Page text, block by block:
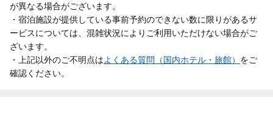
が異なる場合がございます。
・宿泊施設が提供している事前予約のできない数に限りがあるサ
ービスについては、混雑状況によりご利用いただけない場合がご
ざいます。
・上記以外のご不明点はよくある質問（国内ホテル・旅館） をご
確認ください。